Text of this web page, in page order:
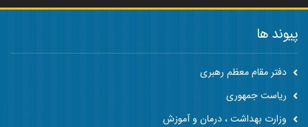
پیوند ها
دفتر مقام معظم رهبری
ریاست جمهوری
وزارت بهداشت ، درمان و آموزش